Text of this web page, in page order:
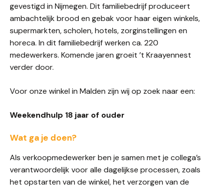
gevestigd in Nijmegen. Dit familiebedrijf produceert
ambachtelijk brood en gebak voor haar eigen winkels,
supermarkten, scholen, hotels, zorginstellingen en
horeca. In dit familiebedrijf werken ca. 220
medewerkers. Komende jaren groeit ’t Kraayennest
verder door.
Voor onze winkel in Malden zijn wij op zoek naar een:
Weekendhulp 18 jaar of ouder
Wat ga je doen?
Als verkoopmedewerker ben je samen met je collega’s
verantwoordelijk voor alle dagelijkse processen, zoals
het opstarten van de winkel, het verzorgen van de